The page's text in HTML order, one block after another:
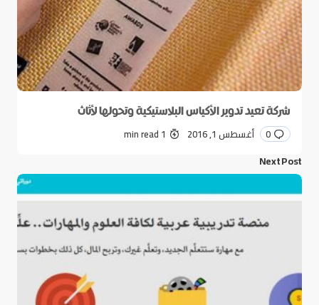
شركة تعيد تدوير الأكياس البلاستيكية وتحولها لأثاث
0 أغسطس 1, 2016 1 min read
Next Post